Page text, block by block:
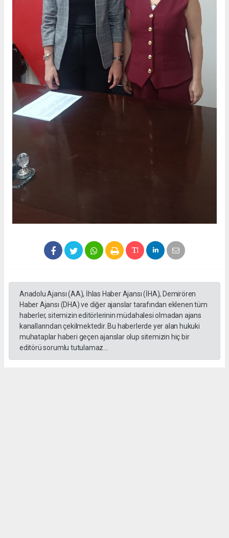
Anadolu Ajansı (AA), İhlas Haber Ajansı (İHA), Demirören
Haber Ajansı (DHA) ve diğer ajanslar tarafından eklenen tüm
haberler, sitemizin editörlerinin müdahalesi olmadan ajans
kanallarından çekilmektedir. Bu haberlerde yer alan hukuki
muhataplar haberi geçen ajanslar olup sitemizin hiç bir
editörü sorumlu tutulamaz...